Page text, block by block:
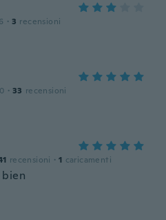
· 3 recensioni
· 33 recensioni
recensioni · 1 caricamenti